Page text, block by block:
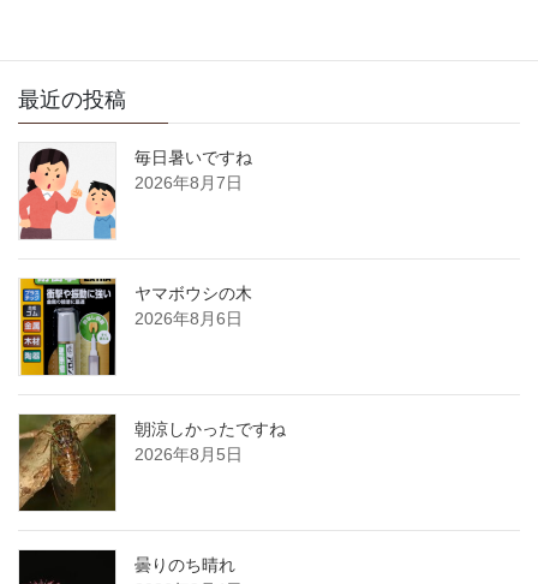
最近の投稿
毎日暑いですね
2026年8月7日
ヤマボウシの木
2026年8月6日
朝涼しかったですね
2026年8月5日
曇りのち晴れ